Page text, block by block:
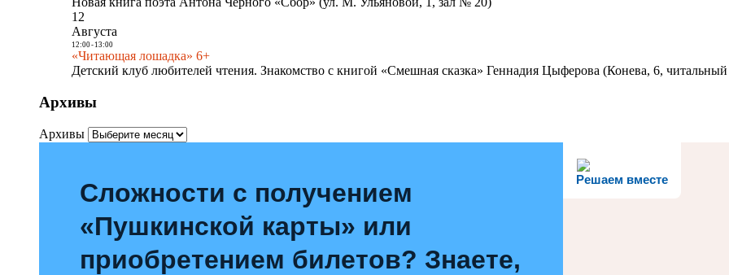
12
Августа
12:00- 13:00
«Читающая лошадка» 6+
Детский клуб любителей чтения. Знакомство с книгой «Смешная сказка» Геннадия Цыферова (Конева, 6, читальный
Архивы
Архивы
Решаем вместе
Сложности с получением
«Пушкинской карты» или
приобретением билетов? Знаете,